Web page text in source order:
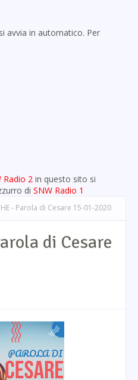
si avvia in automatico. Per
Radio 2 in questo sito si
di SNW Radio 1
- Parola di Cesare 15-01-2020
di Cesare